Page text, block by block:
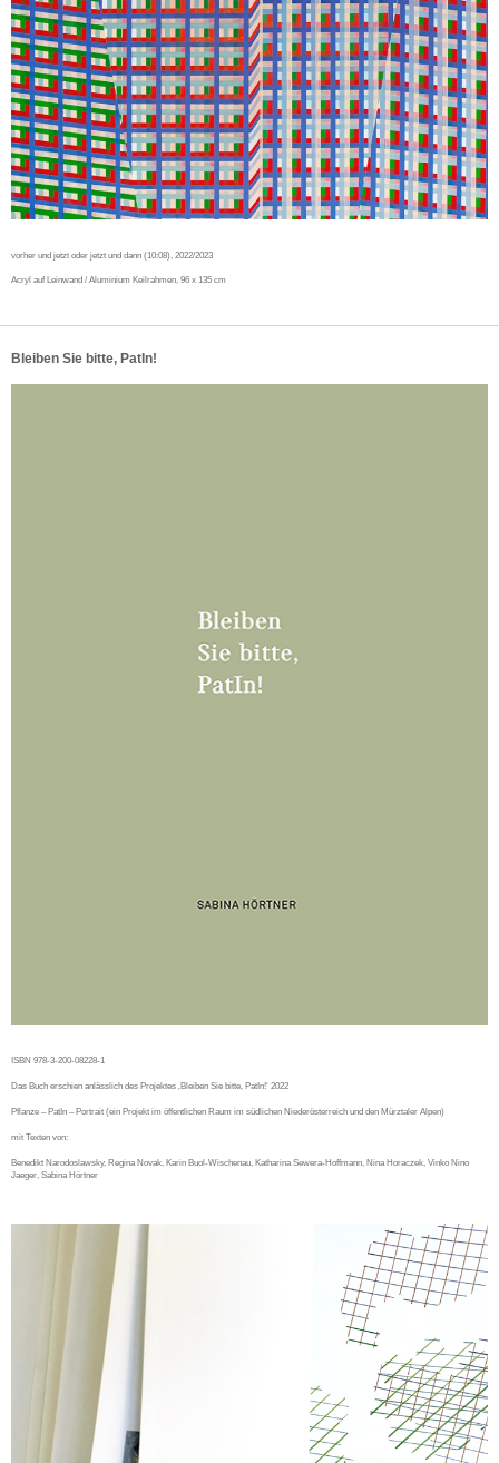
vorher und jetzt oder jetzt und dann (10:08), 2022/2023
Acryl auf Leinwand / Aluminium Keilrahmen, 96 x 135 cm
Bleiben Sie bitte, PatIn!
ISBN 978-3-200-08228-1
Das Buch erschien anlässlich des Projektes ‚Bleiben Sie bitte, PatIn!‘ 2022
Pflanze – PatIn – Portrait (ein Projekt im öffentlichen Raum im südlichen Niederösterreich und den Mürztaler Alpen)
mit Texten von:
Benedikt Narodoslawsky, Regina Novak, Karin Buol-Wischenau, Katharina Sewera-Hoffmann, Nina Horaczek, Vinko Nino
Jaeger, Sabina Hörtner